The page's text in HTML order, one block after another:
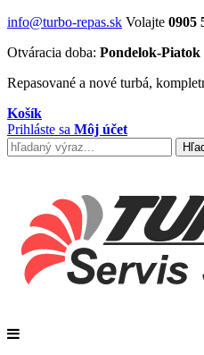
info@turbo-repas.sk Volajte 0905
Otváracia doba: Pondelok-Piatok
Repasované a nové turbá,
Košík
Prihláste sa Môj účet